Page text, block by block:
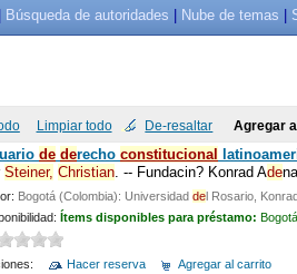
Búsqueda de autoridades Nube de temas
Limpiar todo De-resaltar Agregar
de derecho constitucional
Steiner, Christian. -- Fundacin? Konrad Ade
Bogotá (Colombia): Universidad del Rosario,
Ítems disponibles para préstamo:
Hacer reserva Agregar al carrito